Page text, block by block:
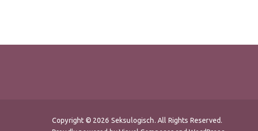
Copyright © 2026 Seksulogisch. All Rights Reserved.